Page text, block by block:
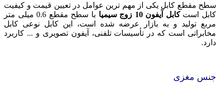
سطح مقطع کابل یکی از مهم ترین عوامل در تعیین قیمت و کیفیت
کابل استکابل آیفون 10 زوج سیمیا با
سطح مقطع 0.6 میلی متر
مربع تولید و به بازار عرضه شده است، این کابل نوعی کابل
مخابراتی است که در تأسیسات تلفنی، آیفون تصویری و ... کاربرد
دارد.
جنس مغزی